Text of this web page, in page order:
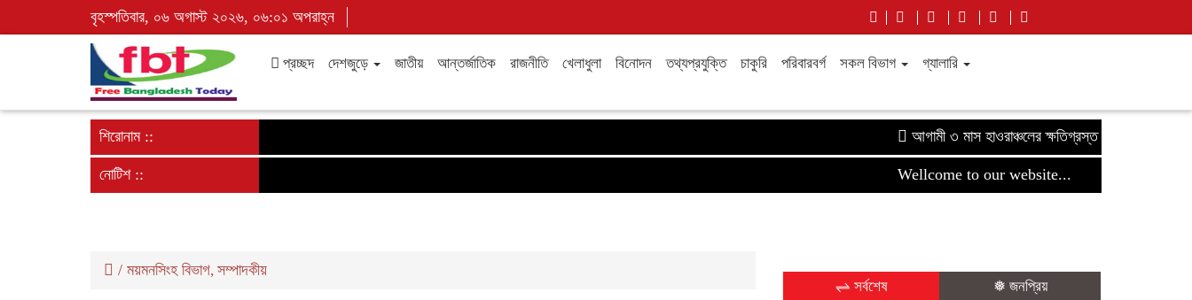
বৃহস্পতিবার, ০৬ অগাস্ট ২০২৬, ০৬:০১ অপরাহ্ন
প্রচ্ছদ দেশজুড়ে জাতীয় আন্তর্জাতিক রাজনীতি খেলাধুলা বিনোদন তথ্যপ্রযুক্তি চাকুরি পরিবারবর্গ সকল বিভাগ গ্যালারি
শিরোনাম :: আগামী ৩ মাস হাওরাঞ্চলের ক্ষতিগ্রস্ত কৃষকদের সহায়তা
নোটিশ :: Wellcome to our website...
/ ময়মনসিংহ বিভাগ, সম্পাদকীয়
⇌ সর্বশেষ
❅ জনপ্রিয়